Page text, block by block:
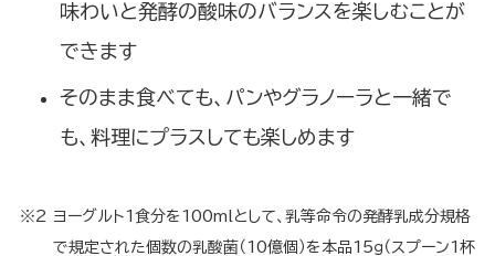
味わいと発酵の酸味のバランスを楽しむことが
できます
そのまま食べても、パンやグラノーラと一緒で
も、料理にプラスしても楽しめます
※2 ヨーグルト1食分を100mlとして、乳等命令の発酵乳成分規格
で規定された個数の乳酸菌（10億個）を本品15ｇ（スプーン1杯